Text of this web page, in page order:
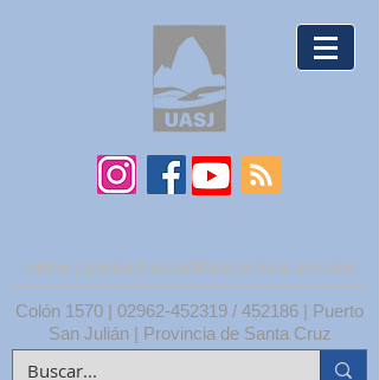
UNPA | UNIDAD ACADÉMICA SAN JULIÁN
Colón 1570 | 02962-452319 / 452186 | Puerto
San Julián | Provincia de Santa Cruz